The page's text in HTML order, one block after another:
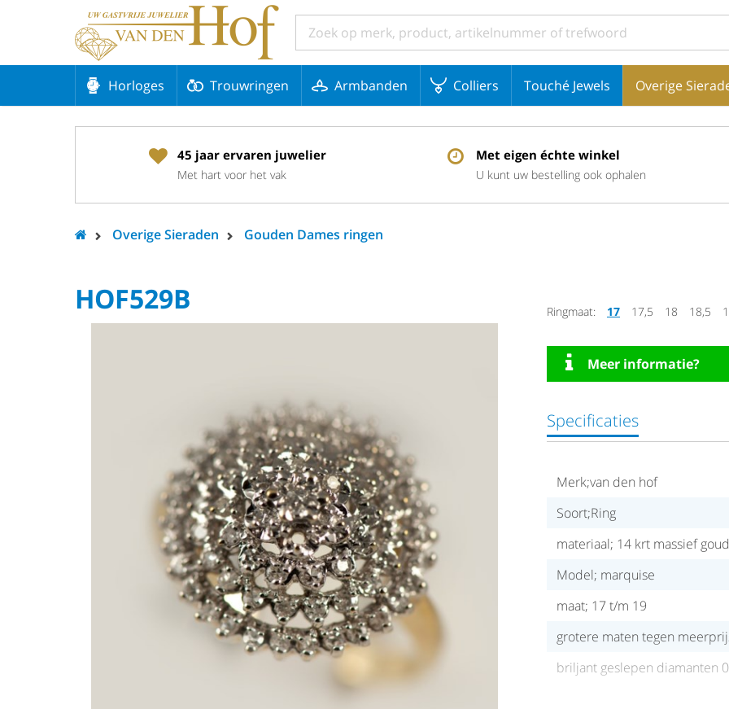
Horloges Trouwringen Armbanden Colliers Touché Jewels Overige
45 jaar ervaren juwelier
Met hart voor het vak
Met eigen échte winkel
U kunt uw bestelling ook ophalen
Overige Sieraden Gouden Dames ringen
HOF529B Ringmaat: 17 17,5 18 18,5
Meer informatie?
Specificaties
Merk;van den hof
Soort;Ring
materiaal; 14 krt massief goud
Model; marquise
maat; 17 t/m 19
grotere maten tegen
briljant geslepen diamanten